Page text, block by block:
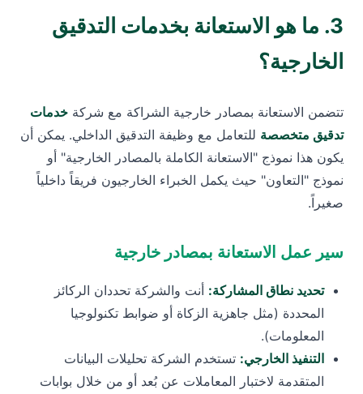
3. ما هو الاستعانة بخدمات التدقيق
الخارجية؟
تتضمن الاستعانة بمصادر خارجية الشراكة مع شركة خدمات
تدقيق متخصصة للتعامل مع وظيفة التدقيق الداخلي. يمكن أن
يكون هذا نموذج "الاستعانة الكاملة بالمصادر الخارجية" أو
نموذج "التعاون" حيث يكمل الخبراء الخارجيون فريقاً داخلياً
صغيراً.
سير عمل الاستعانة بمصادر خارجية
تحديد نطاق المشاركة: أنت والشركة تحددان الركائز
المحددة (مثل جاهزية الزكاة أو ضوابط تكنولوجيا
المعلومات).
التنفيذ الخارجي: تستخدم الشركة تحليلات البيانات
المتقدمة لاختبار المعاملات عن بُعد أو من خلال بوابات